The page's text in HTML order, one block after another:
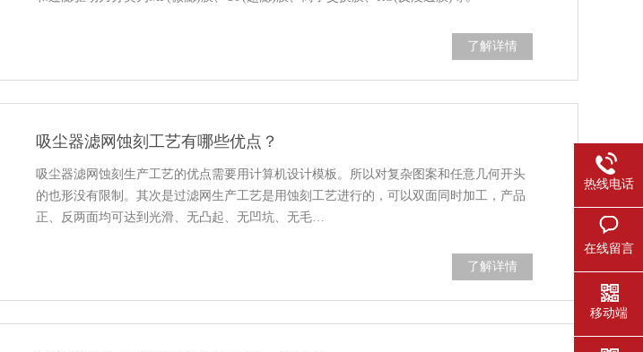
了解详情
吸尘器滤网蚀刻工艺有哪些优点？
吸尘器滤网蚀刻生产工艺的优点需要用计算机设计模板。所以对复杂图案和任意几何开头
的也形没有限制。其次是过滤网生产工艺是用蚀刻工艺进行的，可以双面同时加工，产品
正、反两面均可达到光滑、无凸起、无凹坑、无毛…
了解详情
热线电话
在线留言
移动端